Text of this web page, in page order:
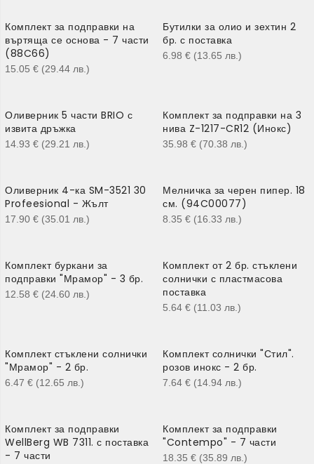
Комплект за подправки на
въртяща се основа - 7 части
(88C66)
15.05 € (29.44 лв. )
Бутилки за олио и зехтин 2
бр. с поставка
6.98 € (13.65 лв. )
Оливерник 5 части BRIO с
извита дръжка
14.93 € (29.21 лв. )
Комплект за подправки на 3
нива Z-1217-CR12 (Инокс)
35.98 € (70.38 лв. )
Оливерник 4-ка SM-3521 30
Profeesional - Жълт
17.90 € (35.01 лв. )
Мелничка за черен пипер. 18
см. (94C00077)
8.35 € (16.33 лв. )
Комплект буркани за
подправки "Мрамор" - 3 бр.
12.58 € (24.60 лв. )
Комплект от 2 бр. стъклени
солнички с пластмасова
поставка
5.64 € (11.03 лв. )
Комплект стъклени солнички
"Мрамор" - 2 бр.
6.47 € (12.65 лв. )
Комплект солнички "Стил".
розов инокс - 2 бр.
7.64 € (14.94 лв. )
Комплект за подправки
WellBerg WB 7311. с поставка
- 7 части
Комплект за подправки
"Contempo" - 7 части
18.35 € (35.89 лв. )